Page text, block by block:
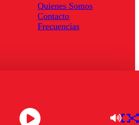
Quienes Somos
Contacto
Frecuencias